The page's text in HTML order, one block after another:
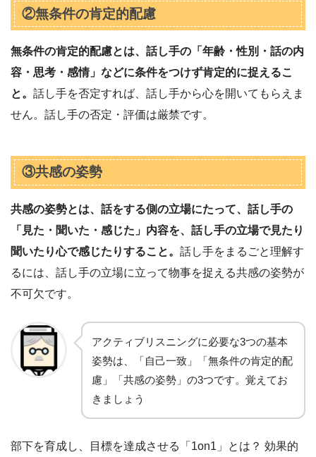
②無条件の肯定的配慮
無条件の肯定的配慮とは、話し手の「年齢・性別・話の内
容・思考・感情」などに条件をつけず肯定的に捉えるこ
と。 話し手を否定すれば、話し手から心を開いてもらえま
せん。話し手の否定・評価は厳禁です。
③共感の姿勢
共感の姿勢とは、話をする側の立場にたって、話し手の
「見た・聞いた・感じた」内容を、話し手の立場で見たり
聞いたり心で感じたりすること。 話し手をまるごと理解す
るには、話し手の立場に立って物事を捉える共感の姿勢が
不可欠です。
アクティブリスニングに必要な3つの基本
姿勢は、「自己一致」「無条件の肯定的配
慮」「共感の姿勢」の3つです。覚えてお
きましょう
部下を育成し、目標を達成させる「1on1」とは？ 効果的